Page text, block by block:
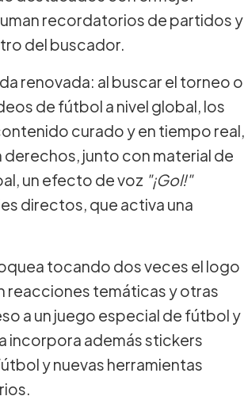
recordatorios de partidos y
del buscador.
renovada: al buscar el torneo o
de fútbol a nivel global, los
curado y en tiempo real,
derechos, junto con material de
un efecto de voz "¡Gol!"
directos, que activa una
tocando dos veces el logo
reacciones temáticas y otras
a un juego especial de fútbol y
incorpora además stickers
y nuevas herramientas